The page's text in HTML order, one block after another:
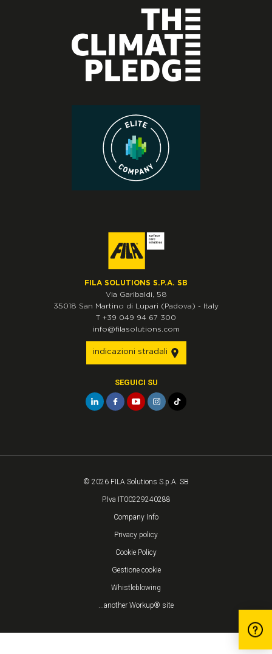
FILA SOLUTIONS S.P.A. SB
Via Garibaldi, 58
35018 San Martino di Lupari (Padova) - Italy
T +39 049 94 67 300
info@filasolutions.com
indicazioni stradali
SEGUICI SU
© 2026 FILA Solutions S.p.A. SB
P.Iva IT00229240288
Company Info
Privacy policy
Cookie Policy
Gestione cookie
Whistleblowing
...another Workup® site